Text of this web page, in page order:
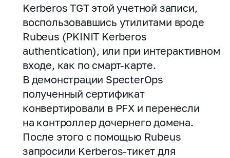
Kerberos TGT этой учетной записи,
воспользовавшись утилитами вроде
Rubeus (PKINIT Kerberos
authentication), или при интерактивном
входе, как по смарт-карте.
В демонстрации SpecterOps
полученный сертификат
конвертировали в PFX и перенесли
на контроллер дочернего домена.
После этого с помощью Rubeus
запросили Kerberos-тикет для